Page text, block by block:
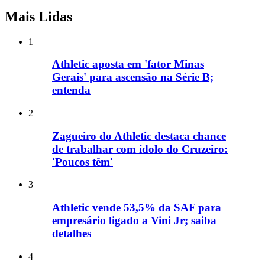
Mais Lidas
1
Athletic aposta em 'fator Minas
Gerais' para ascensão na Série B;
entenda
2
Zagueiro do Athletic destaca chance
de trabalhar com ídolo do Cruzeiro:
'Poucos têm'
3
Athletic vende 53,5% da SAF para
empresário ligado a Vini Jr; saiba
detalhes
4